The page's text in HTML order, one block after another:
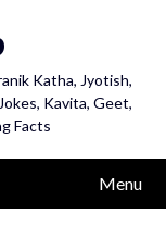
Katha, Jyotish,
Kavita, Geet,
Facts
Menu